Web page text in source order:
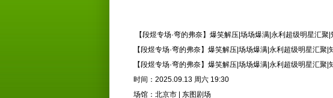
【段煜专场·弯的弗奈】爆笑解压|场场爆满|永利超级明星汇聚
【段煜专场·弯的弗奈】爆笑解压|场场爆满|永利超级明星汇聚|
【段煜专场·弯的弗奈】爆笑解压|场场爆满|永利超级明星汇聚|
时间：2025.09.13 周六 19:30
场馆：北京市 | 东图剧场